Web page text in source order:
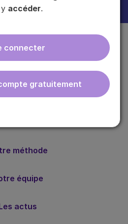
accéder.
connecter
gratuitement
de connaissances médicales
méthode
équipe
actus